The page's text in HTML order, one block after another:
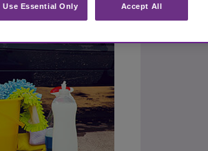
Use Essential Only Accept All